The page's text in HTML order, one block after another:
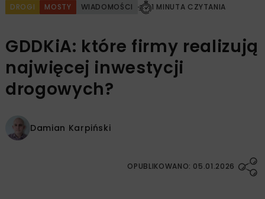
DROGI MOSTY WIADOMOŚCI 1 MINUTA CZYTANIA
GDDKiA: które firmy realizują
najwięcej inwestycji
drogowych?
Damian Karpiński
OPUBLIKOWANO: 05.01.2026